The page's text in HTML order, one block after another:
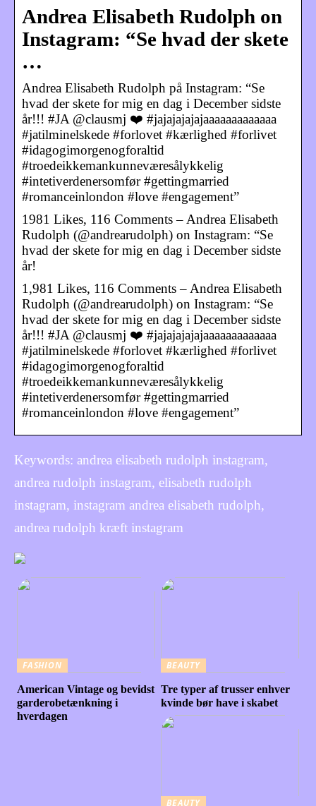
Andrea Elisabeth Rudolph on
Instagram: “Se hvad der skete
…
Andrea Elisabeth Rudolph på Instagram: “Se
hvad der skete for mig en dag i December sidste
år!!! #JA @clausmj ❤️ #jajajajajajaaaaaaaaaaaaa
#jatilminelskede #forlovet #kærlighed #forlivet
#idagogimorgenogforaltid
#troedeikkemankunneværesålykkelig
#intetiverdenersomfør #gettingmarried
#romanceinlondon #love #engagement”
1981 Likes, 116 Comments – Andrea Elisabeth
Rudolph (@andrearudolph) on Instagram: “Se
hvad der skete for mig en dag i December sidste
år!
1,981 Likes, 116 Comments – Andrea Elisabeth
Rudolph (@andrearudolph) on Instagram: “Se
hvad der skete for mig en dag i December sidste
år!!! #JA @clausmj ❤️ #jajajajajajaaaaaaaaaaaaa
#jatilminelskede #forlovet #kærlighed #forlivet
#idagogimorgenogforaltid
#troedeikkemankunneværesålykkelig
#intetiverdenersomfør #gettingmarried
#romanceinlondon #love #engagement”
Keywords: andrea elisabeth rudolph instagram,
andrea rudolph instagram, elisabeth rudolph
instagram, instagram andrea elisabeth rudolph,
andrea rudolph kræft instagram
FASHION
American Vintage og bevidst
garderobetænkning i
hverdagen
BEAUTY
Tre typer af trusser enhver
kvinde bør have i skabet
BEAUTY